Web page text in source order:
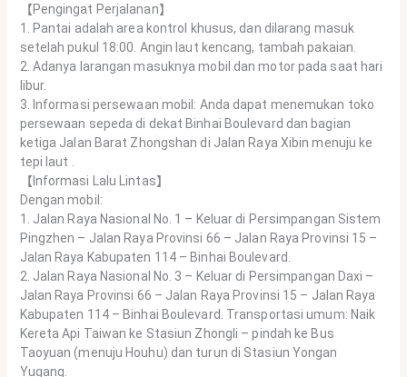
【Pengingat Perjalanan】
1. Pantai adalah area kontrol khusus, dan dilarang masuk
setelah pukul 18:00. Angin laut kencang, tambah pakaian.
2. Adanya larangan masuknya mobil dan motor pada saat hari
libur.
3. Informasi persewaan mobil: Anda dapat menemukan toko
persewaan sepeda di dekat Binhai Boulevard dan bagian
ketiga Jalan Barat Zhongshan di Jalan Raya Xibin menuju ke
tepi laut .
【Informasi Lalu Lintas】
Dengan mobil:
1. Jalan Raya Nasional No. 1 – Keluar di Persimpangan Sistem
Pingzhen – Jalan Raya Provinsi 66 – Jalan Raya Provinsi 15 –
Jalan Raya Kabupaten 114 – Binhai Boulevard.
2. Jalan Raya Nasional No. 3 – Keluar di Persimpangan Daxi –
Jalan Raya Provinsi 66 – Jalan Raya Provinsi 15 – Jalan Raya
Kabupaten 114 – Binhai Boulevard. Transportasi umum: Naik
Kereta Api Taiwan ke Stasiun Zhongli – pindah ke Bus
Taoyuan (menuju Houhu) dan turun di Stasiun Yongan
Yugang.